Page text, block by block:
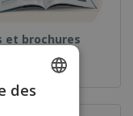
et brochures
des